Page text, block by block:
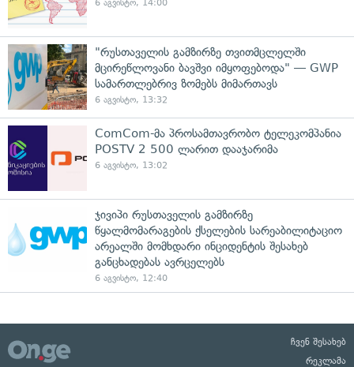
6 აგვისტო, 14:00
"რუსთაველის გამზირზე თვითმცლელში
მცირეწლოვანი ბავშვი იმყოფებოდა" — GWP
სამართლებრივ ზომებს მიმართავს
6 აგვისტო, 13:32
ComCom-მა პროსამთავრობო ტელეკომპანია
POSTV 2 500 ლარით დააჯარიმა
6 აგვისტო, 13:02
ჯივიპი რუსთაველის გამზირზე
წყალმომარაგების ქსელების სარეაბილიტაციო
არეალში მომხდარი ინციდენტის შესახებ
განცხადებას ავრცელებს
6 აგვისტო, 12:40
ჩვენ შესახებ
რეკლამა